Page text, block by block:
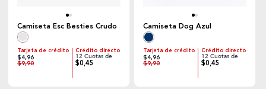
Camiseta Esc Besties Crudo
Tarjeta de crédito
$4,96
$9,90
Crédito directo
12 Cuotas de
$0,45
Camiseta Dog Azul
Tarjeta de crédito
$4,96
$9,90
Crédito directo
12 Cuotas de
$0,45